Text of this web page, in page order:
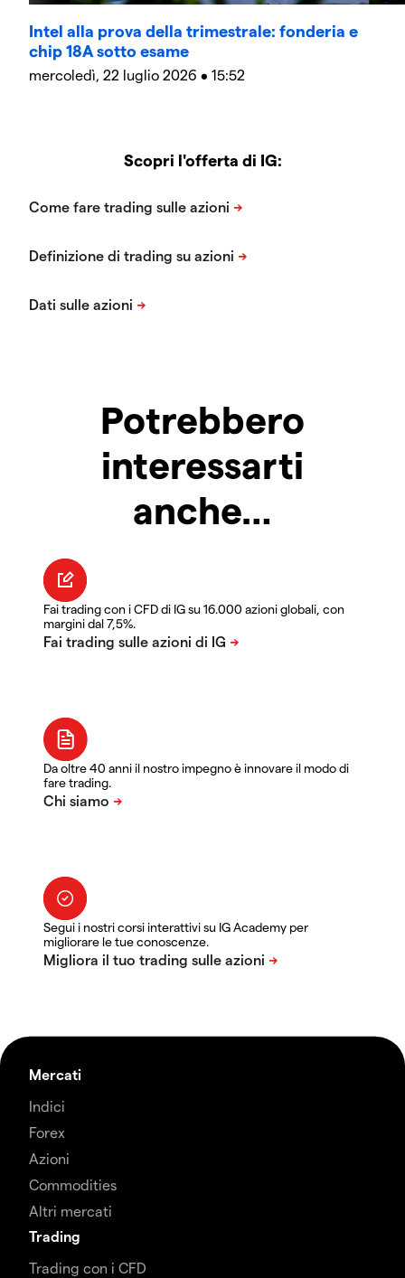
Intel alla prova della trimestrale: fonderia e
chip 18A sotto esame
mercoledì, 22 luglio 2026 • 15:52
Scopri l'offerta di IG:
Potrebbero
interessarti
anche…
Fai trading con i CFD di IG su 16.000 azioni globali, con
margini dal 7,5%.
Da oltre 40 anni il nostro impegno è innovare il modo di
fare trading.
Segui i nostri corsi interattivi su IG Academy per
migliorare le tue conoscenze.
Mercati
Indici
Forex
Azioni
Commodities
Altri mercati
Trading
Trading con i CFD